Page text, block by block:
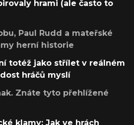
hrami (ale často to
Paul Rudd a mateřské
herní historie
totéž jako střílet v reálném
hráčů myslí
Znáte tyto přehlížené
klamy: Jak ve hrách